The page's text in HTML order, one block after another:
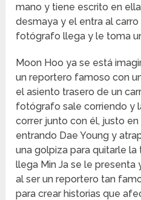
mano y tiene escrito en ella
desmaya y el entra al
fotógrafo llega y le toma
Moon Hoo ya se está
un reportero famoso con
el asiento trasero de un
fotógrafo sale corriendo y
correr junto con él, justo
entrando Dae Young y
una golpiza para quitarle
llega Min Ja se le presenta
al ser un reportero tan
para crear historias que